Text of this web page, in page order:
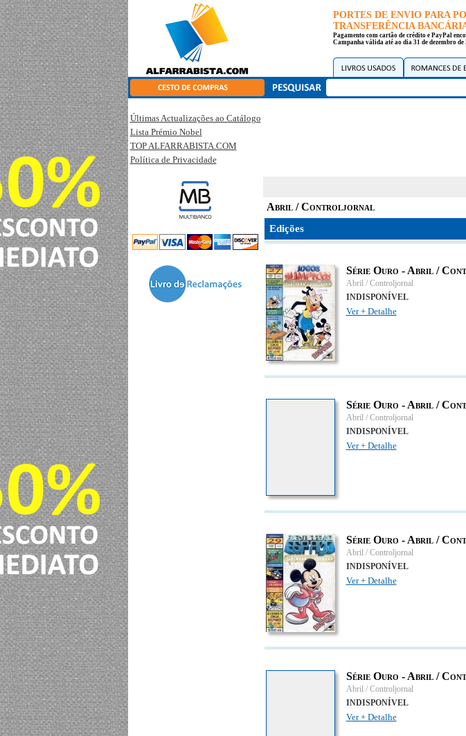
PORTES DE ENVIO PARA
TRANSFERÊNCIA
Pagamento com cartão de crédito e PayPal
Campanha válida até ao dia 31 de dezembro de
Últimas Actualizações ao Catálogo
Lista Prémio Nobel
TOP ALFARRABISTA.COM
Política de Privacidade
Abril / Controljornal
Edições
Série Ouro - Abril /
Abril / Controljornal
INDISPONÍVEL
Ver + Detalhe
Série Ouro - Abril /
Abril / Controljornal
INDISPONÍVEL
Ver + Detalhe
Série Ouro - Abril /
Abril / Controljornal
INDISPONÍVEL
Ver + Detalhe
Série Ouro - Abril /
Abril / Controljornal
INDISPONÍVEL
Ver + Detalhe